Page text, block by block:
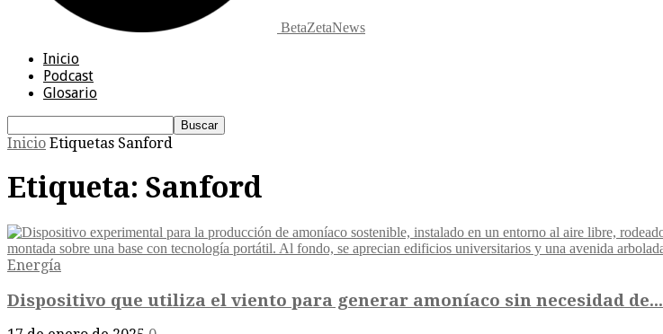
BetaZetaNews
Inicio
Podcast
Glosario
Inicio Etiquetas Sanford
Etiqueta: Sanford
Energía
Dispositivo que utiliza el viento para generar amoníaco sin necesidad de...